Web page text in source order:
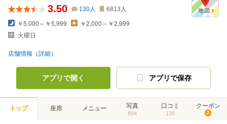
3.50 130人 6813 人
￥5,000～￥5,999
￥2,000～￥2,999
火曜日
店舗情報（詳細）
アプリで開く アプリで保存
トップ 座席 メニュー 写真
894
口コミ
130
クーポン
2